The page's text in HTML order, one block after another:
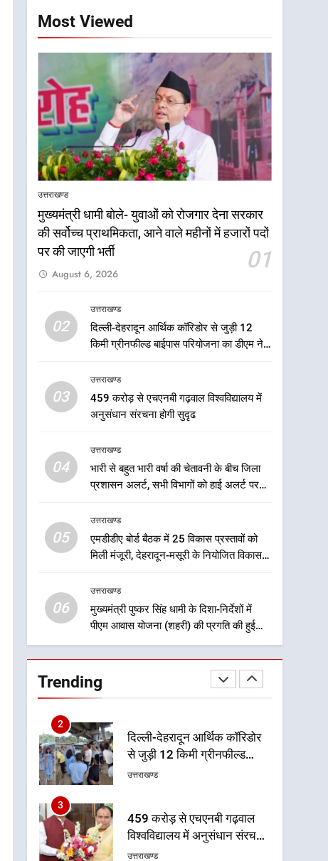
Most Viewed
उत्तराखण्ड
मुख्यमंत्री धामी बोले- युवाओं को रोजगार देना सरकार
की सर्वोच्च प्राथमिकता, आने वाले महीनों में हजारों पदों
पर की जाएगी भर्ती
01
August 6, 2026
02
उत्तराखण्ड
दिल्ली-देहरादून आर्थिक कॉरिडोर से जुड़ी 12
किमी ग्रीनफील्ड बाईपास परियोजना का डीएम ने
सुनिश्चित करने के निर्देश, सुरक्षा मानकों से कोई
समझौता नहींः डीएम
03
उत्तराखण्ड
459 करोड़ से एचएनबी गढ़वाल विश्वविद्यालय में
अनुसंधान संरचना होगी सुदृढ
04
उत्तराखण्ड
भारी से बहुत भारी वर्षा की चेतावनी के बीच जिला
प्रशासन अलर्ट, सभी विभागों को हाई अलर्ट पर
05
उत्तराखण्ड
एमडीडीए बोर्ड बैठक में 25 विकास प्रस्तावों को
मिली मंजूरी, देहरादून-मसूरी के नियोजित विकास
06
उत्तराखण्ड
मुख्यमंत्री पुष्कर सिंह धामी के दिशा-निर्देशों में
पीएम आवास योजना (शहरी) की प्रगति की हुई
समीक्षा
Trending
5
एमडीडीए बोर्ड बैठक में 25 विकास
प्रस्तावों को मिली मंजूरी, देहरादून-
6
मुख्यमंत्री पुष्कर सिंह धामी के
समीक्षा
7
बैरागीवाला हत्याकांड के फरार चल
उत्तराखण्ड
उत्तराखण्ड
1
मुख्यमंत्री धामी बोले- युवाओं को
रोजगार देना सरकार की सर्वोच्च
प्राथमिकता, आने वाले महीनों में
2
दिल्ली-देहरादून आर्थिक कॉरिडोर
से जुड़ी 12 किमी ग्रीनफील्ड
बाईपास परियोजना का डीएम ने
के निर्देश, सुरक्षा मानकों से कोई
समझौता नहींः डीएम
उत्तराखण्ड
3
459 करोड़ से एचएनबी गढ़वाल
विश्वविद्यालय में अनुसंधान संरचना
होगी सुदृढ
उत्तराखण्ड